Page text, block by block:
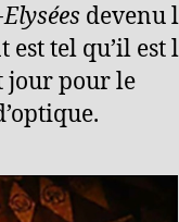
devenu
est tel qu’il est
jour pour le